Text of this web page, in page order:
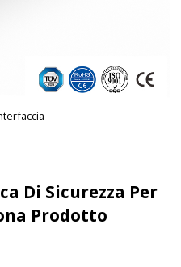
Di Sicurezza Per
Prodotto